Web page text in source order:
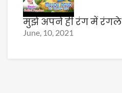
मुझे अपने ही रंग में रंगले
June, 10, 2021